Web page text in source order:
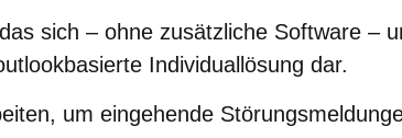
sich – ohne zusätzliche Software –
Individuallösung dar.
um eingehende